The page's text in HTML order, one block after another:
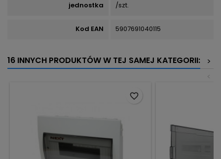
jednostka /szt.
Kod EAN 5907691040115
16 INNYCH PRODUKTÓW W TEJ SAMEJ KATEGORII:
>
<
favorite_border